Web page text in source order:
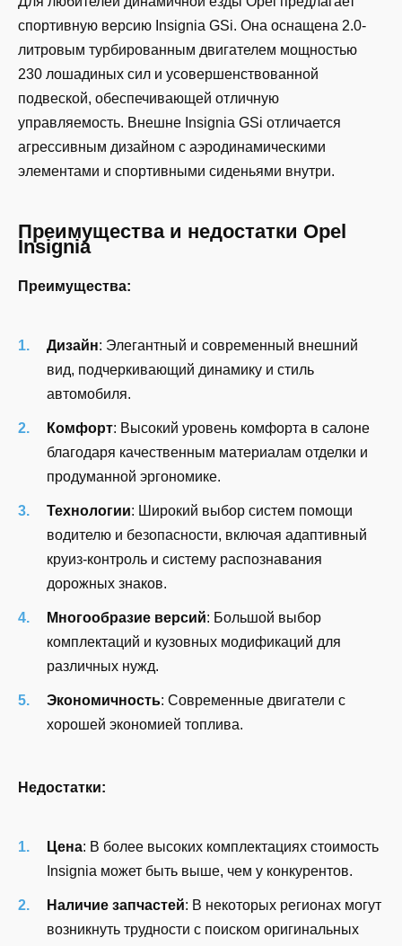
спортивную версию Insignia GSi. Она оснащена 2.0-
литровым турбированным двигателем мощностью
230 лошадиных сил и усовершенствованной
подвеской, обеспечивающей отличную
управляемость. Внешне Insignia GSi отличается
агрессивным дизайном с аэродинамическими
элементами и спортивными сиденьями внутри.
Преимущества и недостатки Opel
Insignia
Преимущества:
Дизайн: Элегантный и современный внешний
вид, подчеркивающий динамику и стиль
автомобиля.
Комфорт: Высокий уровень комфорта в салоне
благодаря качественным материалам отделки и
продуманной эргономике.
Технологии: Широкий выбор систем помощи
водителю и безопасности, включая адаптивный
круиз-контроль и систему распознавания
дорожных знаков.
Многообразие версий: Большой выбор
комплектаций и кузовных модификаций для
различных нужд.
Экономичность: Современные двигатели с
хорошей экономией топлива.
Недостатки:
Цена: В более высоких комплектациях стоимость
Insignia может быть выше, чем у конкурентов.
Наличие запчастей: В некоторых регионах могут
возникнуть трудности с поиском оригинальных